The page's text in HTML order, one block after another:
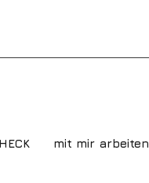
mit mir arbeiten